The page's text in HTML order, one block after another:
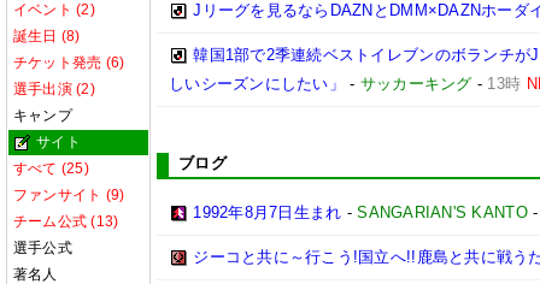
イベント (2)
誕生日 (8)
チケット発売 (6)
選手出演 (2)
キャンプ
サイト
すべて (25)
ファンサイト (9)
チーム公式 (13)
選手公式
著名人
Jリーグを見るならDAZNとDMM×DAZNホーダ
韓国1部で2季連続ベストイレブンのボランチ
しいシーズンにしたい」
- サッカーキング - 13時
ブログ
1992年8月7日生まれ -SANGARIAN'S KANTO
ジーコと共に～行こう!国立へ!!鹿島と共に戦う